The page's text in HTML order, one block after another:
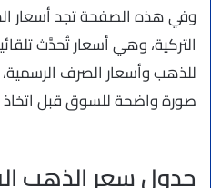
وفي هذه الصفحة تجد أسعار
التركية، وهي أسعار تُحدَّث
للذهب وأسعار الصرف
صورة واضحة للسوق قبل اتخاذ
جدول سعر الذهب